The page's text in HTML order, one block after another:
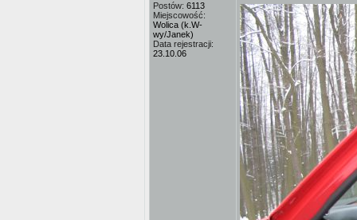
Postów: 6113
Miejscowość:
Wolica (k.W-
wy/Janek)
Data rejestracji:
23.10.06